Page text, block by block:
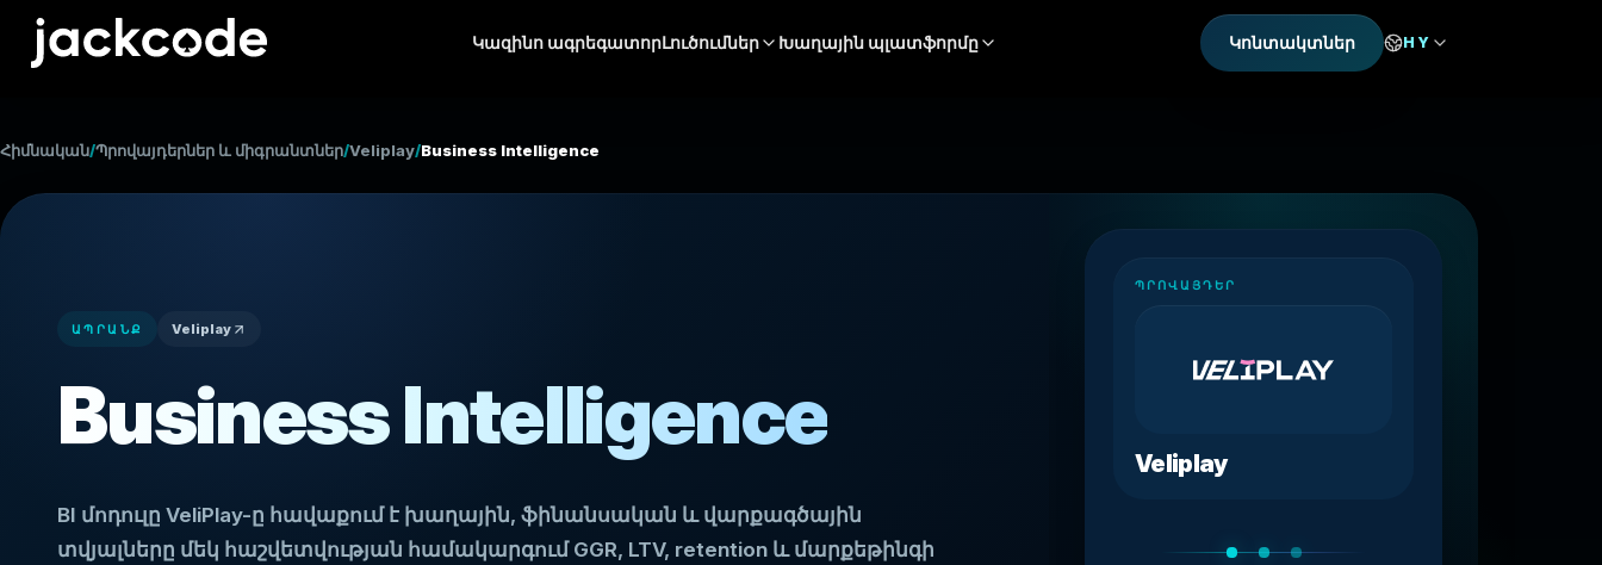
Կազինո ագրեգատորԼուծումներ Խաղային պլատֆորմը Կոնտակտներ HY
Հիմնական/Պրովայդերներ և միգրանտներ/Veliplay/Business Intelligence
ԱՊՐԱՆՔ Veliplay
Business Intelligence
BI մոդուլը VeliPlay-ը հավաքում է խաղային, ֆինանսական և վարքագծային
տվյալները մեկ հաշվետվության համակարգում GGR, LTV, retention և մարքեթինգի
ՊՐՈՎԱՅԴԵՐ
Veliplay